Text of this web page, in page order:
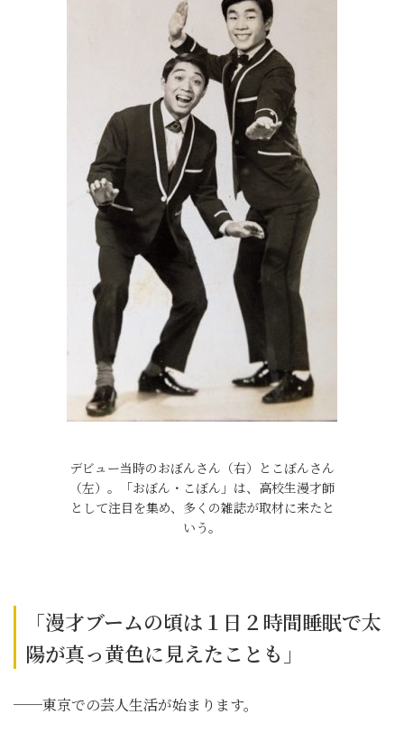
デビュー当時のおぼんさん（右）とこぼんさん
（左）。「おぼん・こぼん」は、高校生漫才師
として注目を集め、多くの雑誌が取材に来たと
いう。
「漫才ブームの頃は１日２時間睡眠で太
陽が真っ黄色に見えたことも」
──東京での芸人生活が始まります。